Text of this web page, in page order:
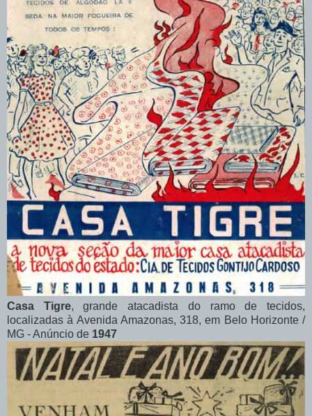
Casa Tigre, grande atacadista do ramo de tecidos,
localizadas à Avenida Amazonas, 318, em Belo Horizonte /
MG - Anúncio de 1947